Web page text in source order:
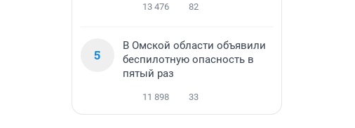
13 476 82
5
В Омской области объявили
беспилотную опасность в
пятый раз
11 898 33